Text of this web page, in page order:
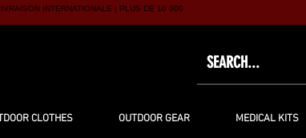
INTERNATIONALE | PLUS DE 10 000
CLOTHES OUTDOOR GEAR MEDICAL KITS